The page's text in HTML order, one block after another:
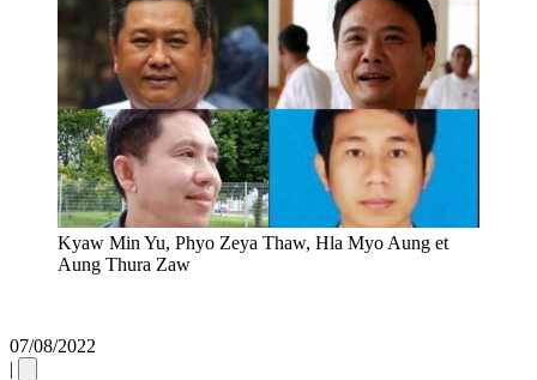
Kyaw Min Yu, Phyo Zeya Thaw, Hla Myo Aung et
Aung Thura Zaw
07/08/2022
|